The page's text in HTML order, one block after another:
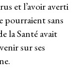
et l’avoir averti
pourraient sans
la Santé avait
sur ses